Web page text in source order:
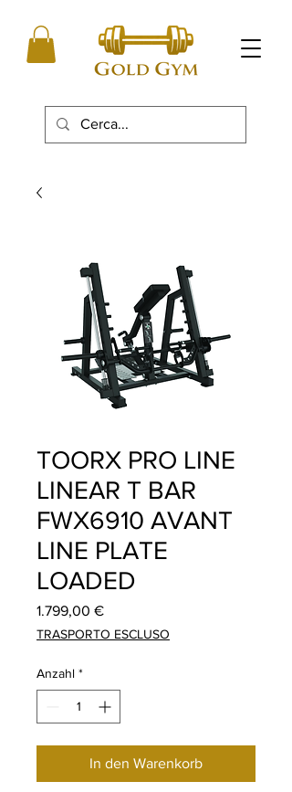
TOORX PRO LINE
LINEAR T BAR
FWX6910 AVANT
LINE PLATE
LOADED
1.799,00 €Preis
TRASPORTO ESCLUSO
Anzahl *
In den Warenkorb